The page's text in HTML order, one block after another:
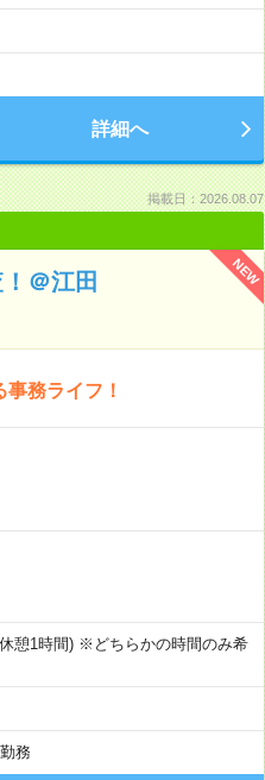
詳細へ
掲載日：2026.08.07
NEW
＠江田
務ライフ！
憩1時間) ※どちらかの時間のみ希
務